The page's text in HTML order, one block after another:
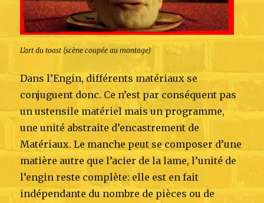
L’art du toast (scène coupée au montage)
Dans l’Engin, différents matériaux se
conjuguent donc. Ce n’est par conséquent pas
un ustensile matériel mais un programme,
une unité abstraite d’encastrement de
Matériaux. Le manche peut se composer d’une
matière autre que l’acier de la lame, l’unité de
l’engin reste complète: elle est en fait
indépendante du nombre de pièces ou de